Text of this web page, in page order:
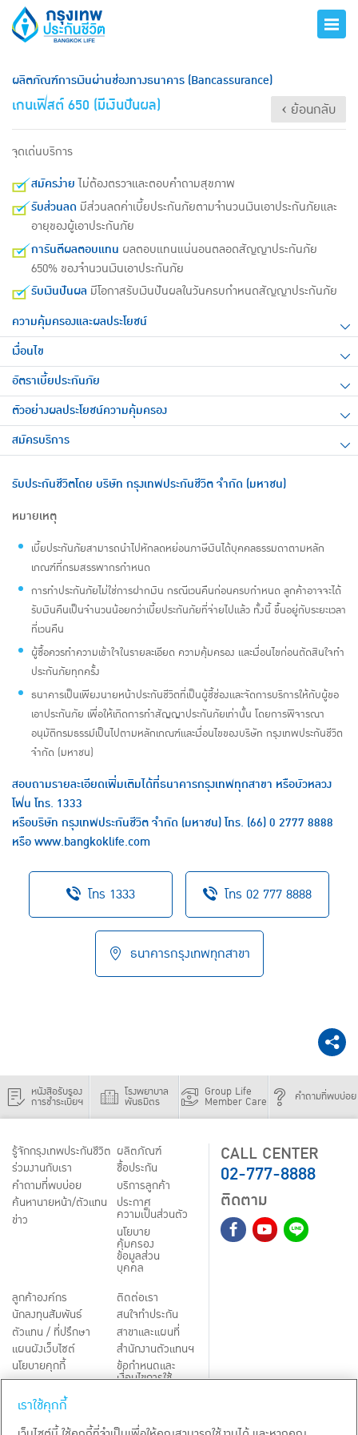
ผลิตภัณฑ์การเงินผ่านช่องทางธนาคาร (Bancassurance)
เกนเฟิสต์ 650 (มีเงินปันผล) ‹ ย้อนกลับ
จุดเด่นบริการ
สมัครง่ายไม่ต้องตรวจและตอบคำถามสุขภาพ
รับส่วนลด มีส่วนลดค่าเบี้ยประกันภัยตามจำนวนเงินเอาประกันภัยและ
อายุของผู้เอาประกันภัย
การันตีผลตอบแทน ผลตอบแทนแน่นอนตลอดสัญญาประกันภัย
650% ของจำนวนเงินเอาประกันภัย
รับเงินปันผล มีโอกาสรับเงินปันผลในวันครบกำหนดสัญญาประกันภัย
ความคุ้มครองและผลประโยชน์
เงื่อนไข
อัตราเบี้ยประกันภัย
ตัวอย่างผลประโยชน์ความคุ้มครอง
สมัครบริการ
รับประกันชีวิตโดย บริษัท กรุงเทพประกันชีวิต จำกัด (มหาชน)
หมายเหตุ
เบี้ยประกันภัยสามารถนำไปหักลดหย่อนภาษีเงินได้บุคคลธรรมดาตามหลัก
เกณฑ์ที่กรมสรรพากรกำหนด
การทำประกันภัยไม่ใช่การฝากเงิน กรณีเวนคืนก่อนครบกำหนด ลูกค้าอาจจะได้
รับเงินคืนเป็นจำนวนน้อยกว่าเบี้ยประกันภัยที่จ่ายไปแล้ว ทั้งนี้ ขึ้นอยู่กับระยะเวลา
ที่เวนคืน
ผู้ซื้อควรทำความเข้าใจในรายละเอียด ความคุ้มครอง และเงื่อนไขก่อนตัดสินใจทำ
ประกันภัยทุกครั้ง
ธนาคารเป็นเพียงนายหน้าประกันชีวิตที่เป็นผู้ชี้ช่องและจัดการบริการให้กับผู้ขอ
เอาประกันภัย เพื่อให้เกิดการทำสัญญาประกันภัยเท่านั้น โดยการพิจารณา
อนุมัติกรมธรรม์เป็นไปตามหลักเกณฑ์และเงื่อนไขของบริษัท กรุงเทพประกันชีวิต
จำกัด (มหาชน)
สอบถามรายละเอียดเพิ่มเติมได้ที่ธนาคารกรุงเทพทุกสาขา หรือบัวหลวง
โฟน โทร. 1333
หรือบริษัท กรุงเทพประกันชีวิต จำกัด (มหาชน) โทร. (66) 0 2777 8888
หรือwww.bangkoklife.com
โทร 1333 โทร 02 777 8888
ธนาคารกรุงเทพทุกสาขา
หนังสือรับรอง
การชำระเบี้ยฯ
โรงพยาบาล
พันธมิตร
Group Life
Member Care คำถามที่พบบ่อย
รู้จักกรุงเทพประกันชีวิต
ร่วมงานกับเรา
คำถามที่พบบ่อย
ค้นหานายหน้า/ตัวแทน
ข่าว
ผลิตภัณฑ์
ชื้อประกัน
บริการลูกค้า
ประกาศ
ความเป็นส่วนตัว
นโยบาย
คุ้มครอง
ข้อมูลส่วน
บุคคล
ลูกค้าองค์กร
นักลงทุนสัมพันธ์
ตัวแทน / ที่ปรึกษา
แผนผังเว็บไซต์
นโยบายคุกกี้
Third-Party Notices
ติดต่อเรา
สนใจทำประกัน
สาขาและแผนที่
สำนักงานตัวแทนฯ
ข้อกำหนดและ
เงื่อนไขการใช้
CALL CENTER
02-777-8888
ติดตาม
TH EN
เราใช้คุกกี้